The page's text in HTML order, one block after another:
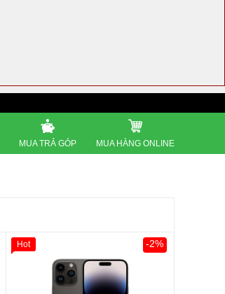
MUA TRẢ GÓP MUA HÀNG ONLINE
-2%
Hot